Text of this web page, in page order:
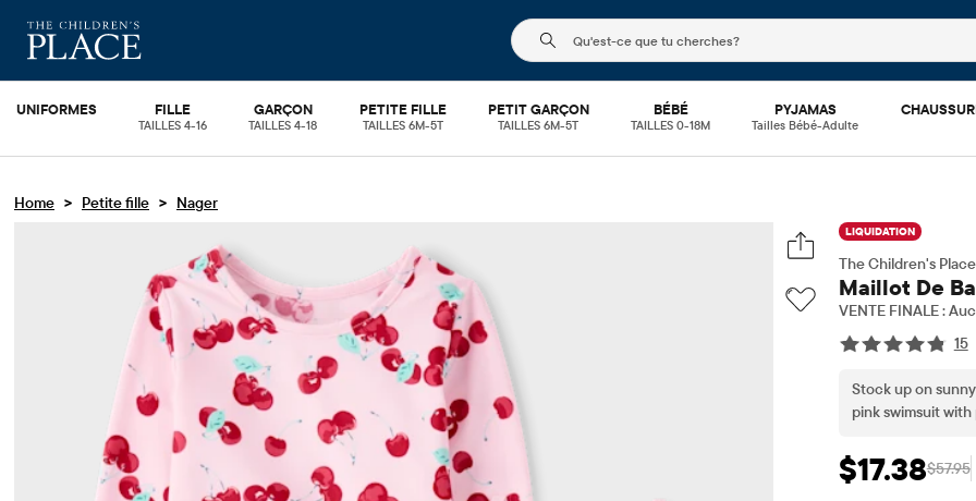
UNIFORMES FILLE
TAILLES 4-16
GARÇON
TAILLES 4-18
PETITE FILLE
TAILLES 6M-5T
PETIT GARÇON
TAILLES 6M-5T
BÉBÉ
TAILLES 0-18M
PYJAMAS
Tailles Bébé-Adulte
Home > Petite fille > Nager
LIQUIDATION
The Children's
Maillot De
VENTE FINALE :
15
Stock up on
pink swimsuit
Prix ​​de vente:
$17.38$57.95